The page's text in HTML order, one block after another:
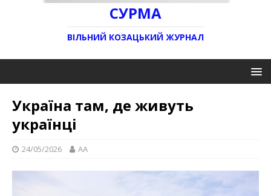
СУРМА
ВІЛЬНИЙ КОЗАЦЬКИЙ ЖУРНАЛ
Україна там, де живуть
українці
24/05/2026 AA